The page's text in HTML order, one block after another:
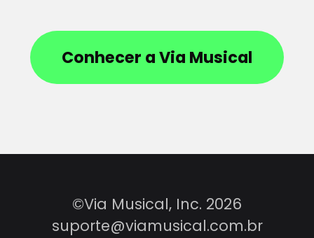
Conhecer a Via Musical
©Via Musical, Inc. 2026
suporte@viamusical.com.br